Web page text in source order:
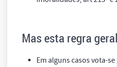
Mas esta regra
Em alguns casos vota-